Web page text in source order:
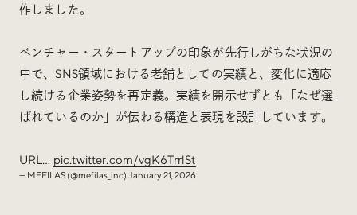
作しました。
ベンチャー・スタートアップの印象が先行しがちな状況の
中で、SNS領域における老舗としての実績と、変化に適応
し続ける企業姿勢を再定義。実績を開示せずとも「なぜ選
ばれているのか」が伝わる構造と表現を設計しています。
URL… pic.twitter.com/vgK6TrrlSt
— MEFILAS (@mefilas_inc) January 21, 2026